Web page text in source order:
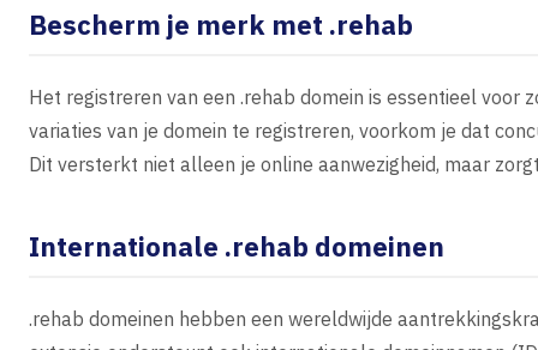
Bescherm je merk met .rehab
Het registreren van een .rehab domein is essentieel
variaties van je domein te registreren, voorkom je dat
Dit versterkt niet alleen je online aanwezigheid, maar
Internationale .rehab domeinen
.rehab domeinen hebben een wereldwijde